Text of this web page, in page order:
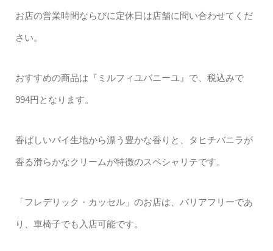
お店の営業時間ならびに定休日は店舗に問い合わせてくだ
さい。
おすすめの商品は『ミルフィユバニーユ』で、税込みで
994円となります。
香ばしいパイ生地から漂う豊かな香りと、タヒチバニラが
香る滑らかなクリームが特徴のスペシャリテです。
「フレデリック・カッセル」のお店は、バリアフリーであ
り、車椅子でも入店可能です。